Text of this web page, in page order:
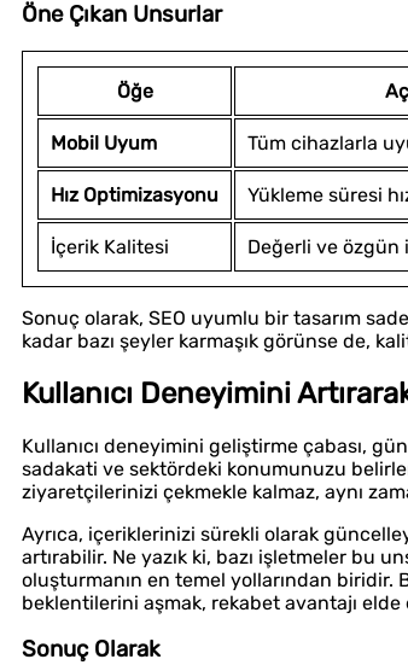
Öne Çıkan Unsurlar
Öğe
Mobil Uyum Tüm cihazlarla
Hız Optimizasyonu Yükleme süresi
İçerik Kalitesi Değerli ve özgün
Sonuç olarak, SEO uyumlu bir tasarım
kadar bazı şeyler karmaşık görünse de,
Kullanıcı Deneyimini
Kullanıcı deneyimini geliştirme çabası,
sadakati ve sektördeki konumunuzu
ziyaretçilerinizi çekmekle kalmaz, aynı
Ayrıca, içeriklerinizi sürekli olarak
artırabilir. Ne yazık ki, bazı işletmeler bu
oluşturmanın en temel yollarından biridir.
beklentilerini aşmak, rekabet avantajı elde
Sonuç Olarak